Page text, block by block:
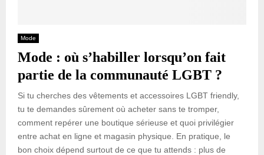
Mode
Mode : où s’habiller lorsqu’on fait
partie de la communauté LGBT ?
Si tu cherches des vêtements et accessoires LGBT friendly,
tu te demandes sûrement où acheter sans te tromper,
comment repérer une boutique sérieuse et quoi privilégier
entre achat en ligne et magasin physique. En pratique, le
bon choix dépend surtout de ce que tu attends : plus de